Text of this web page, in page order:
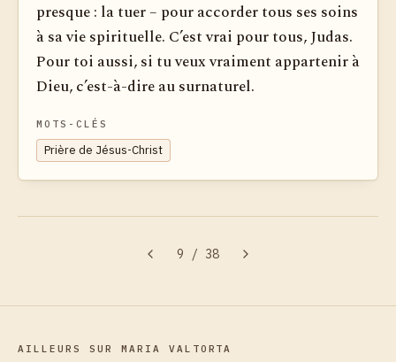
presque : la tuer – pour accorder tous ses soins
à sa vie spirituelle. C’est vrai pour tous, Judas.
Pour toi aussi, si tu veux vraiment appartenir à
Dieu, c’est-à-dire au surnaturel.
MOTS-CLÉS
Prière de Jésus-Christ
9 / 38
AILLEURS SUR MARIA VALTORTA